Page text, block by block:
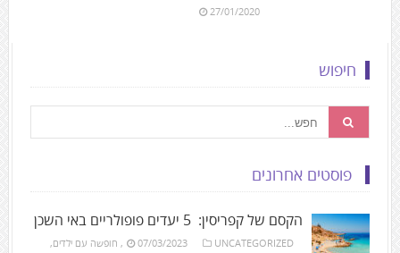
27/01/2020
חיפוש
פוסטים אחרונים
הקסם של קפריסין: 5 יעדים פופולריים באי השכן
07/03/2023 UNCATEGORIZED
, חופשה עם ילדים,